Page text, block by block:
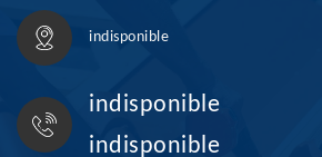
indisponible
indisponible
indisponible